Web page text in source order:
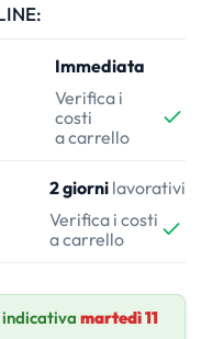
Immediata
Verifica i
costi
a carrello
2 giorni lavorativi
Verifica i costi
a carrello
indicativa martedì 11